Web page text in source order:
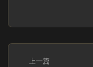
上一篇